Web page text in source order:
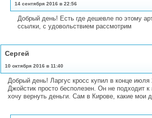
14 сентября 2016 в 22:56
Добрый день! Есть где дешевле по этому
ссылки, с удовольствием рассмотрим
Сергей
10 октября 2016 в 11:40
Добрый день! Ларгус кросс купил в конце июля
Джойстик просто бесполезен. Он не подходит к
хочу вернуть деньги. Сам в Кирове, какие мои